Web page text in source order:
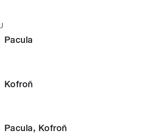
Pacula
Kofroň
Pacula, Kofroň